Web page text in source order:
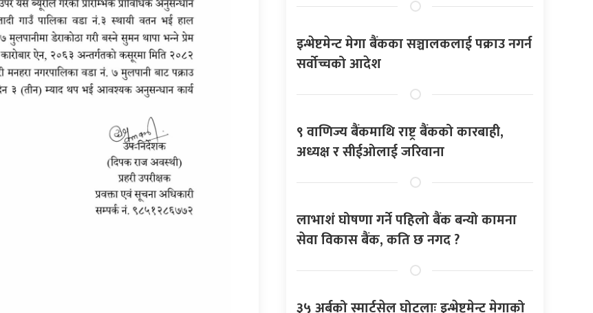
इन्भेष्टमेन्ट मेगा बैंकका सञ्चालकलाई पक्राउ नगर्न
सर्वोच्चको आदेश
९ वाणिज्य बैंकमाथि राष्ट्र बैंकको कारबाही,
अध्यक्ष र सीईओलाई जरिवाना
लाभाशं घोषणा गर्ने पहिलो बैंक बन्यो कामना
सेवा विकास बैंक, कति छ नगद ?
३५ अर्बको स्मार्टसेल घोटलाः इन्भेष्टमेन्ट मेगाको